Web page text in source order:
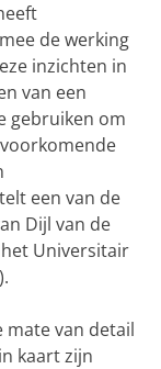
de werking
inzichten in
van een
gebruiken om
een van de
Dijl van de
Universitair
mate van detail
kaart zijn